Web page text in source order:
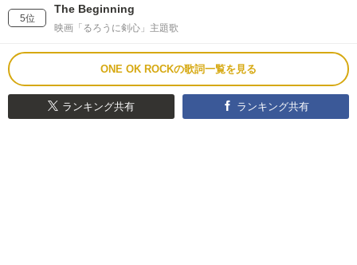
5位
The Beginning
映画「るろうに剣心」主題歌
ONE OK ROCKの歌詞一覧を見る
ランキング共有 ランキング共有